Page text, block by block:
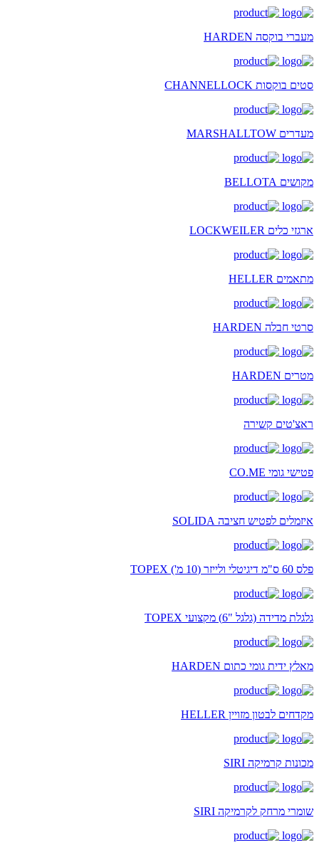
מעברי בוקסה HARDEN
סטים בוקסות CHANNELLOCK
מעדרים MARSHALLTOW
מקושים BELLOTA
ארגזי כלים LOCKWEILER
מתאמים HELLER
סרטי חבלה HARDEN
מטרים HARDEN
ראצ'טים קשירה
פטישי גומי CO.ME
איזמלים לפטיש חציבה SOLIDA
פלס 60 ס"מ דיגיטלי ולייזר (10 מ') TOPEX
גלגלת מדידה (גלגל "6) מקצועי TOPEX
מאלץ ידית גומי כתום HARDEN
מקדחים לבטון מזויין HELLER
מכונות קרמיקה SIRI
שומרי מרחק לקרמיקה SIRI